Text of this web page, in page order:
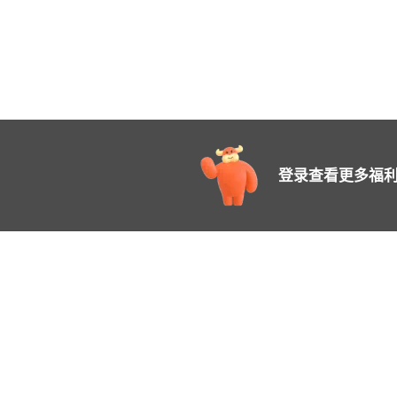
登录查看更多福